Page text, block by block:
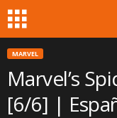
MARVEL
Marvel’s
[6/6] |